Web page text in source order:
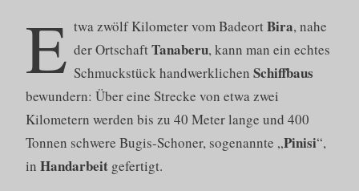
E twa zwölf Kilometer vom BadeortBira, nahe
der OrtschaftTanaberu, kann man ein echtes
Schmuckstück handwerklichen Schiffbaus
bewundern: Über eine Strecke von etwa zwei
Kilometern werden bis zu 40 Meter lange und 400
Tonnen schwere Bugis-Schoner, sogenannte „Pinisi“,
in Handarbeitgefertigt.